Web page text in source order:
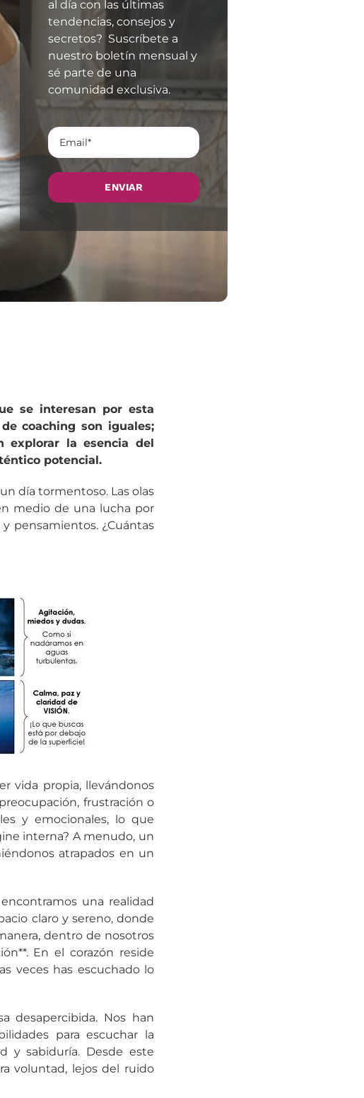
al día con las últimas
tendencias, consejos y
secretos? Suscríbete a
nuestro boletín mensual y
sé parte de una
comunidad exclusiva.
se interesan por esta
coaching son iguales;
explorar la esencia del
potencial.
día tormentoso. Las olas
medio de una lucha por
pensamientos. ¿Cuántas
vida propia, llevándonos
frustración o
y emocionales, lo que
interna? A menudo, un
atrapados en un
una realidad
claro y sereno, donde
dentro de nosotros
En el corazón reside
veces has escuchado lo
desapercibida. Nos han
para escuchar la
y sabiduría. Desde este
voluntad, lejos del ruido